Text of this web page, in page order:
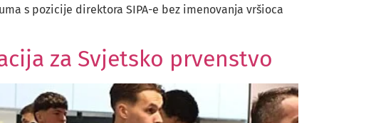
s pozicije direktora SIPA-e bez imenovanja vršioca
za Svjetsko prvenstvo